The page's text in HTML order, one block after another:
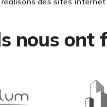
nous ont